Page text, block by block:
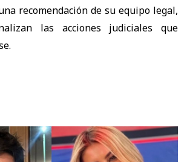
recomendación de su equipo legal,
las acciones judiciales que